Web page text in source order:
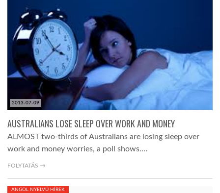
2013-07-09
AUSTRALIANS LOSE SLEEP OVER WORK AND MONEY
ALMOST two-thirds of Australians are losing sleep over
work and money worries, a poll shows.…
FOLYTATÁS →
ANGOL NYELVŰ HÍREK